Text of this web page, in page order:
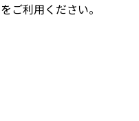
ご利用ください。